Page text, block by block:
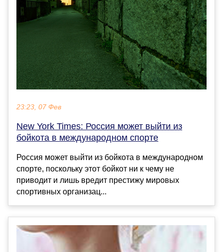
23:23, 07 Фев
New York Times: Россия может выйти из
бойкота в международном спорте
Россия может выйти из бойкота в международном
спорте, поскольку этот бойкот ни к чему не
приводит и лишь вредит престижу мировых
спортивных организац...